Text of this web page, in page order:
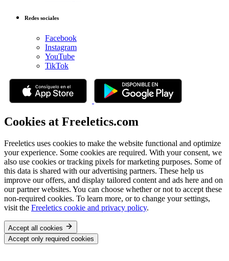
Redes sociales
Facebook
Instagram
YouTube
TikTok
Cookies at Freeletics.com
Freeletics uses cookies to make the website functional and optimize
your experience. Some cookies are required. With your consent, we
also use cookies or tracking pixels for marketing purposes. Some of
this data is shared with our advertising partners. These help us
improve our offers, and display tailored content and ads here and on
our partner websites. You can choose whether or not to accept these
non-required cookies. To learn more, or to change your settings,
visit the Freeletics cookie and privacy policy.
Accept all cookies
Accept only required cookies